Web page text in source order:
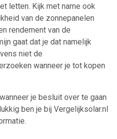
letten. Kijk met name ook
van de zonnepanelen
rendement van de
gaat dat je dat namelijk
niet de
wanneer je tot kopen
je besluit over te gaan
ben je bij Vergelijksolar.nl